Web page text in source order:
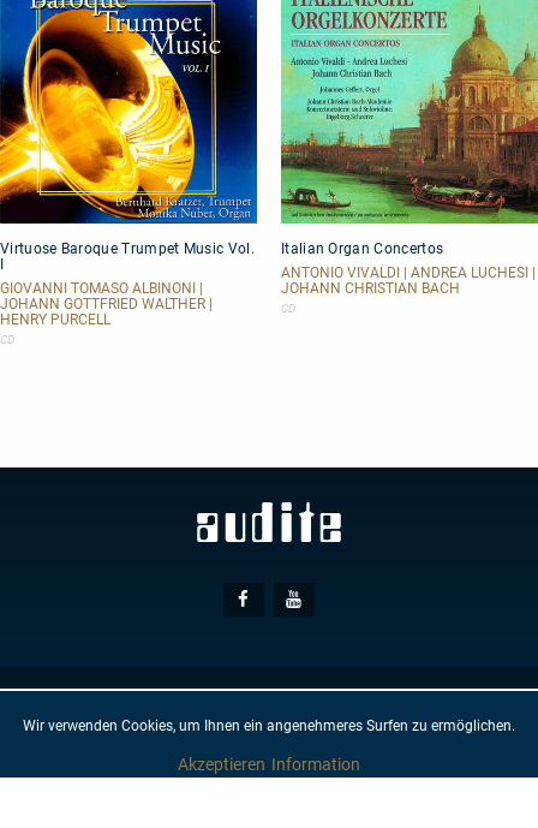
Wir verwenden Cookies, um Ihnen ein angenehmeres Surfen zu ermöglichen.
Akzeptieren Information
Baroque
Trumpet
Music
Vol.
I
Virtuose Baroque Trumpet Music Vol.
I
GIOVANNI TOMASO ALBINONI |
JOHANN GOTTFRIED WALTHER |
HENRY PURCELL
CD
Organ
Concertos
Italian Organ Concertos
ANTONIO VIVALDI | ANDREA LUCHESI |
JOHANN CHRISTIAN BACH
CD
Social Facebook
GTC IMPRINT PRIVACY PROTECTION NEWSLETTER CONTACT